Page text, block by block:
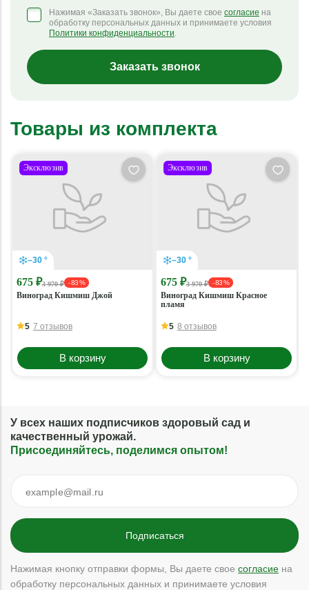
Нажимая «Заказать звонок», Вы даете свое согласие на
обработку персональных данных и принимаете условия
Политики конфиденциальности.
Заказать звонок
Товары из комплекта
Эксклюзив
–30 °
675 ₽3 970 ₽ - 83 %
Виноград Кишмиш Джой
5 7 отзывов
В корзину
Эксклюзив
–30 °
675 ₽3 970 ₽ - 83 %
Виноград Кишмиш Красное
пламя
5 8 отзывов
В корзину
У всех наших подписчиков здоровый сад и
качественный урожай.
Присоединяйтесь, поделимся опытом!
Нажимая кнопку отправки формы, Вы даете свое согласие на
обработку персональных данных и принимаете условия